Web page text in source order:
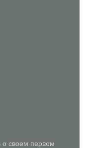
о своем первом